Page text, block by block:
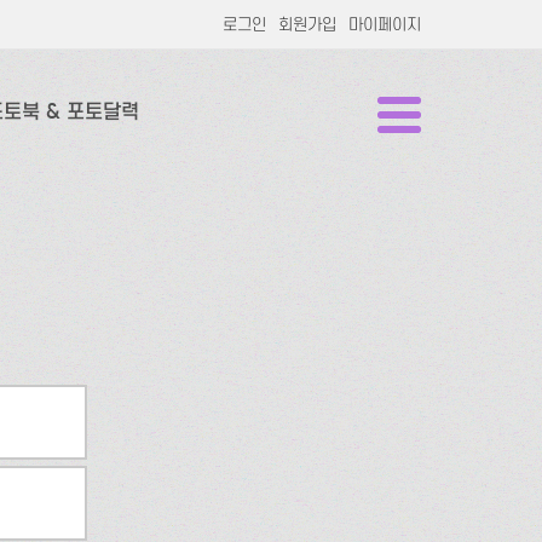
로그인 회원가입 마이페이지
북 & 포토달력